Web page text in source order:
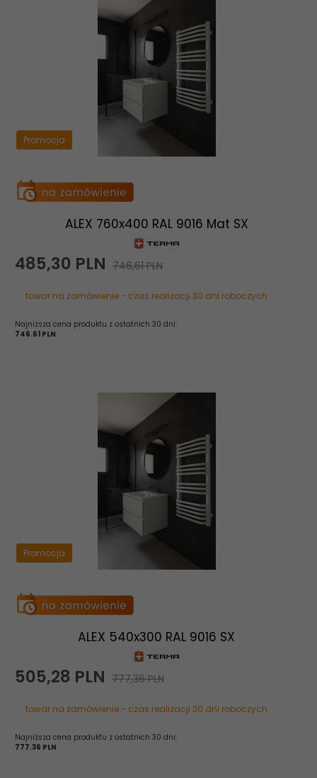
Promocja
ALEX 760x400 RAL 9016 Mat SX
485,30 PLN 746,61 PLN
towar na zamówienie - czas realizacji 30 dni roboczych
Najniższa cena produktu z ostatnich 30 dni:
746.61 PLN
Promocja
ALEX 540x300 RAL 9016 SX
505,28 PLN 777,36 PLN
towar na zamówienie - czas realizacji 30 dni roboczych
Najniższa cena produktu z ostatnich 30 dni:
777.36 PLN